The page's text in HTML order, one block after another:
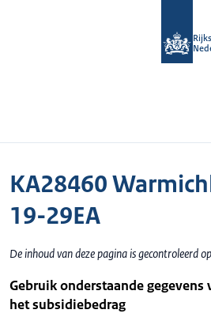
KA28460
19-29EA
De inhoud van deze pagina is gecontroleerd
Gebruik onderstaande
het subsidiebedrag